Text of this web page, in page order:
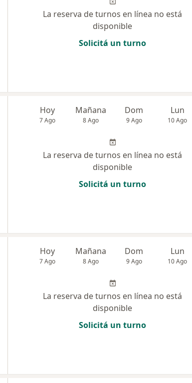
La reserva de turnos en línea no está
disponible
Solicitá un turno
Hoy
7 Ago
Mañana
8 Ago
Dom
9 Ago
Lun
10 Ago
La reserva de turnos en línea no está
disponible
Solicitá un turno
Hoy
7 Ago
Mañana
8 Ago
Dom
9 Ago
Lun
10 Ago
La reserva de turnos en línea no está
disponible
Solicitá un turno